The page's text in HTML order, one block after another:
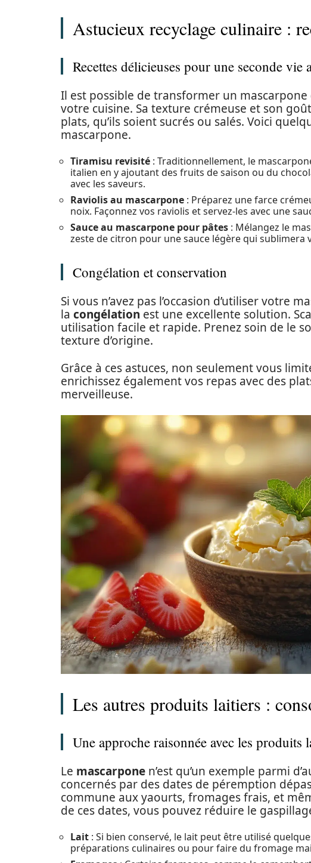
Astucieux recyclage culinaire :
Recettes délicieuses pour une seconde vie
Il est possible de transformer un mascarpone
votre cuisine. Sa texture crémeuse et son
plats, qu’ils soient sucrés ou salés. Voici
mascarpone.
Tiramisu revisité : Traditionnellement, le
italien en y ajoutant des fruits de saison ou du
avec les saveurs.
Raviolis au mascarpone : Préparez une farce
noix. Façonnez vos raviolis et servez-les avec une
Sauce au mascarpone pour pâtes : Mélangez le
zeste de citron pour une sauce légère qui sublimera
Congélation et conservation
Si vous n’avez pas l’occasion d’utiliser votre
la congélation est une excellente solution.
utilisation facile et rapide. Prenez soin de le
texture d’origine.
Grâce à ces astuces, non seulement vous
enrichissez également vos repas avec des
merveilleuse.
Les autres produits laitiers :
Une approche raisonnée avec les produits
Le mascarpone n’est qu’un exemple parmi
concernés par des dates de péremption
commune aux yaourts, fromages frais, et
de ces dates, vous pouvez réduire le
Lait : Si bien conservé, le lait peut être utilisé
préparations culinaires ou pour faire du fromage